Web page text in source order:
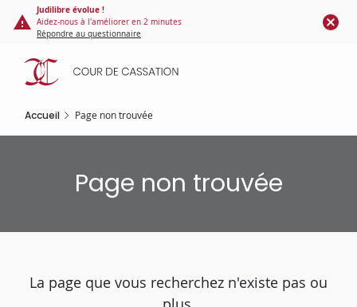
Panneau de gestion des cookies
contenu
principal
Judilibre évolue !
Aidez-nous à l'améliorer en 2 minutes
Répondre au questionnaire
Accueil Page non trouvée
Page non trouvée
La page que vous recherchez n'existe pas ou